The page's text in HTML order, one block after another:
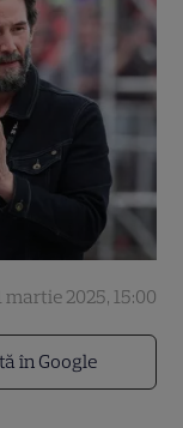
în Google
martie 2025, 15:00